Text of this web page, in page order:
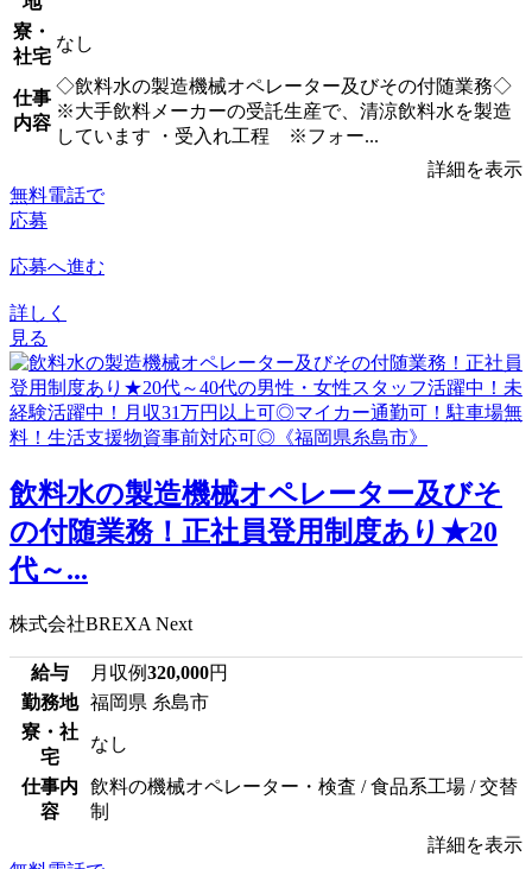
寮・
社宅
なし
仕事
内容
◇飲料水の製造機械オペレーター及びその付随業務◇
※大手飲料メーカーの受託生産で、清涼飲料水を製造
しています ・受入れ工程 ※フォー...
詳細を表示
無料電話で
応募
応募へ進む
詳しく
見る
飲料水の製造機械オペレーター及びそ
の付随業務！正社員登用制度あり★20
代～...
株式会社BREXA Next
給与 月収例320,000円
勤務地
福岡県 糸島市
寮・社
宅
なし
仕事内
容
飲料の機械オペレーター・検査 / 食品系工場 / 交替
制
詳細を表示